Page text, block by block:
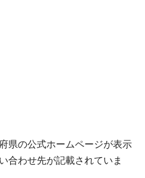
県の公式ホームページが表示
合わせ先が記載されていま